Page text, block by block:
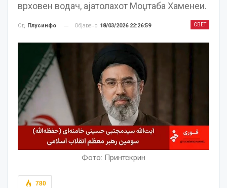
врховен водач, ајатолахот Моџтаба Хаменеи.
СВЕТ
Од Плусинфо Објавено 18/03/2026 22:26:59
Фото: Принтскрин
780